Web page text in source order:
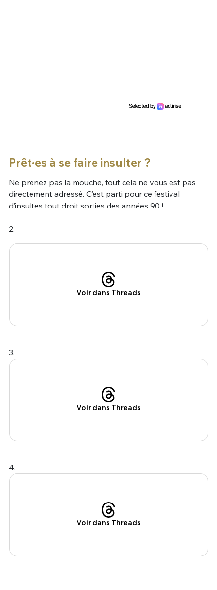
Prêt·es à se faire insulter ?
Ne prenez pas la mouche, tout cela ne vous est pas
directement adressé. C’est parti pour ce festival
d’insultes tout droit sorties des années 90 !
2.
Voir dans Threads
3.
Voir dans Threads
4.
Voir dans Threads